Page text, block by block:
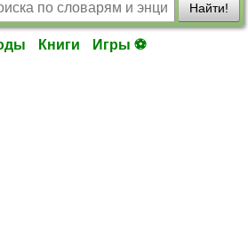
Найти!
Книги Игры ⚽